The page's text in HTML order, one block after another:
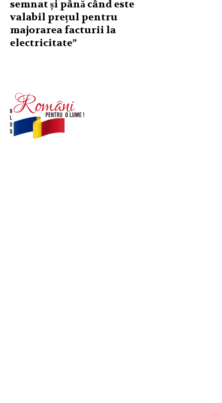
semnat și până când este
valabil prețul pentru
majorarea facturii la
electricitate”